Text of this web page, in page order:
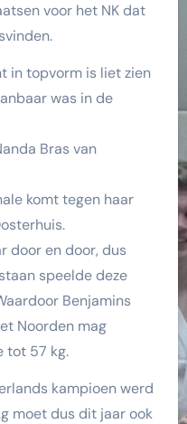
voor het NK dat
in topvorm is liet zien
was in de
Bras van
komt tegen haar
door en door, dus
speelde deze
Benjamins
Noorden mag
tot 57 kg.
kampioen werd
moet dus dit jaar ook